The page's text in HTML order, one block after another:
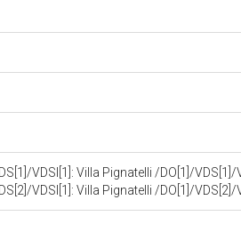
VDSI[1]: Villa Pignatelli /DO[1]/VDS[1]/
VDSI[1]: Villa Pignatelli /DO[1]/VDS[2]/